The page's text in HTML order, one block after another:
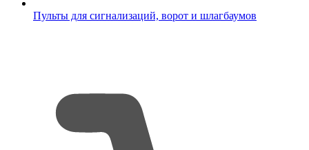
Пульты для сигнализаций, ворот и шлагбаумов